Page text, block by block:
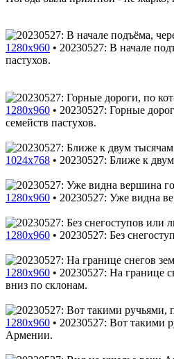
1280x960 • 20230527: В начале
пастухов.
1280x960 • 20230527: Горные
семейств пастухов.
1024x768 • 20230527: Ближе к
1280x960 • 20230527: Уже видна
1280x960 • 20230527: Без
1280x960 • 20230527: На границе
вниз по склонам.
1280x960 • 20230527: Вот такими
Армении.